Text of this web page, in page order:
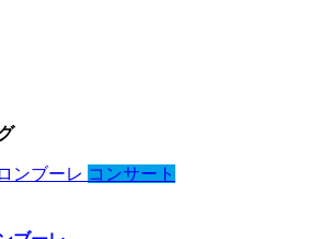
コンサート